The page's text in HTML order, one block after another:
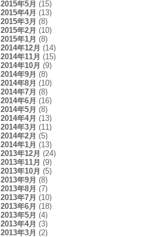
2015年5月 (15)
2015年4月 (13)
2015年3月 (8)
2015年2月 (10)
2015年1月 (8)
2014年12月 (14)
2014年11月 (15)
2014年10月 (9)
2014年9月 (8)
2014年8月 (10)
2014年7月 (8)
2014年6月 (16)
2014年5月 (8)
2014年4月 (13)
2014年3月 (11)
2014年2月 (5)
2014年1月 (13)
2013年12月 (24)
2013年11月 (9)
2013年10月 (5)
2013年9月 (8)
2013年8月 (7)
2013年7月 (10)
2013年6月 (18)
2013年5月 (4)
2013年4月 (3)
2013年3月 (2)